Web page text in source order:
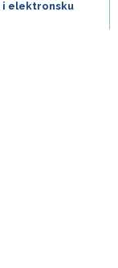
i elektronsku